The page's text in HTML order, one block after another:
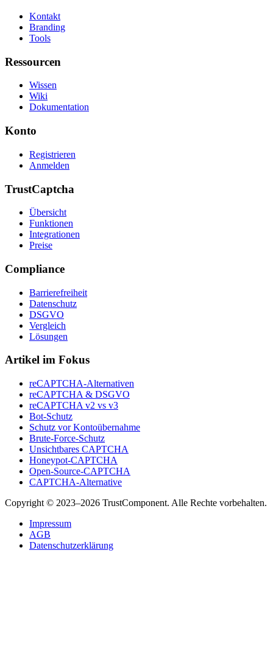
Kontakt
Branding
Tools
Ressourcen
Wissen
Wiki
Dokumentation
Konto
Registrieren
Anmelden
TrustCaptcha
Übersicht
Funktionen
Integrationen
Preise
Compliance
Barrierefreiheit
Datenschutz
DSGVO
Vergleich
Lösungen
Artikel im Fokus
reCAPTCHA-Alternativen
reCAPTCHA & DSGVO
reCAPTCHA v2 vs v3
Bot-Schutz
Schutz vor Kontoübernahme
Brute-Force-Schutz
Unsichtbares CAPTCHA
Honeypot-CAPTCHA
Open-Source-CAPTCHA
CAPTCHA-Alternative
Copyright © 2023–2026 TrustComponent. Alle Rechte vorbehalten.
Impressum
AGB
Datenschutzerklärung